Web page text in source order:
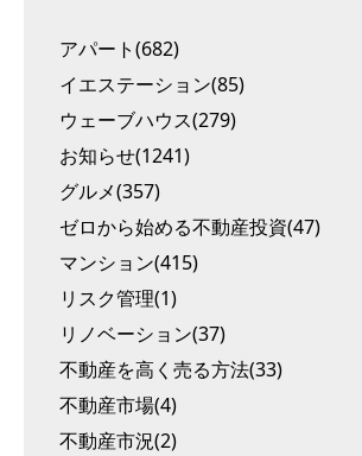
アパート(682)
イエステーション(85)
ウェーブハウス(279)
お知らせ(1241)
グルメ(357)
ゼロから始める不動産投資(47)
マンション(415)
リスク管理(1)
リノベーション(37)
不動産を高く売る方法(33)
不動産市場(4)
不動産市況(2)